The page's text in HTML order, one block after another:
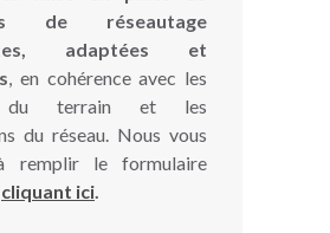
de réseautage
adaptées et
, en cohérence avec les
du terrain et les
du réseau. Nous vous
remplir le formulaire
cliquant ici